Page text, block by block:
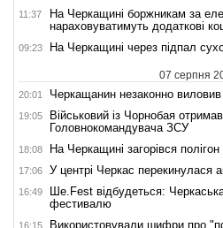
11:37
На Черкащині боржникам за
нараховуватимуть додаткові
09:23 На Черкащині через підпал
07 серпня
20:01 Черкащанин незаконно виловив
19:05
Військовий із Чорнобая
Головнокомандувача ЗСУ
18:08 На Черкащині загорівся
17:06 У центрі Черкас перекинулася
16:49
Ше.Fest відбудеться:
фестивалю
16:15
Використовували шифри про